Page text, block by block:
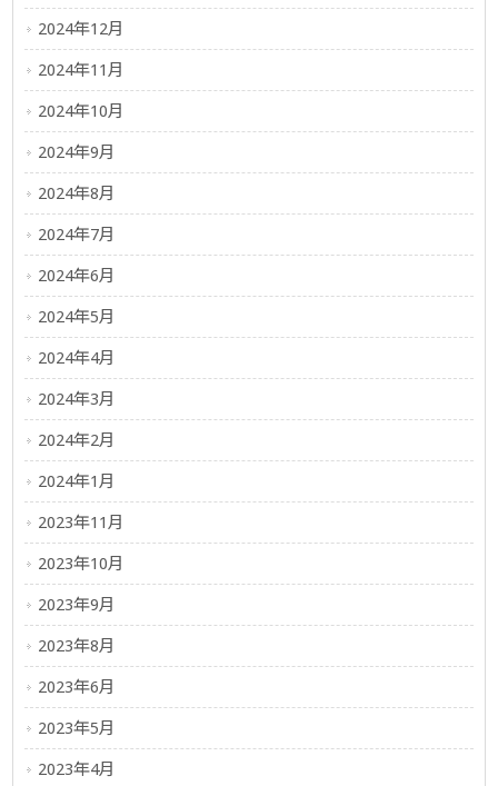
2024年12月
2024年11月
2024年10月
2024年9月
2024年8月
2024年7月
2024年6月
2024年5月
2024年4月
2024年3月
2024年2月
2024年1月
2023年11月
2023年10月
2023年9月
2023年8月
2023年6月
2023年5月
2023年4月